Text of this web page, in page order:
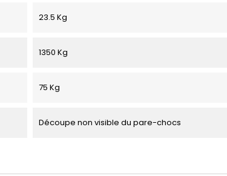
23.5 Kg
1350 Kg
75 Kg
Découpe non visible du pare-chocs